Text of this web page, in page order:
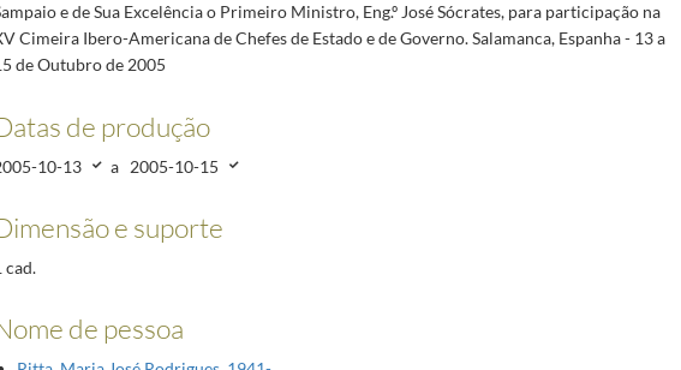
e de Sua Excelência o Primeiro Ministro, Eng.º José Sócrates, para participação na
Cimeira Ibero-Americana de Chefes de Estado e de Governo. Salamanca, Espanha - 13 a
de Outubro de 2005
de produção
10-13 a 2005-10-15
e suporte
cad.
de pessoa